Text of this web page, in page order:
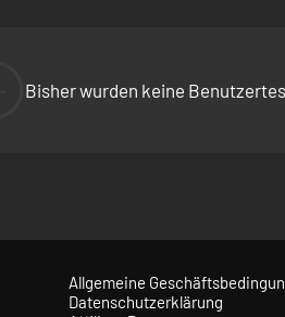
Bisher wurden keine
Allgemeine
Datenschutzerklärung